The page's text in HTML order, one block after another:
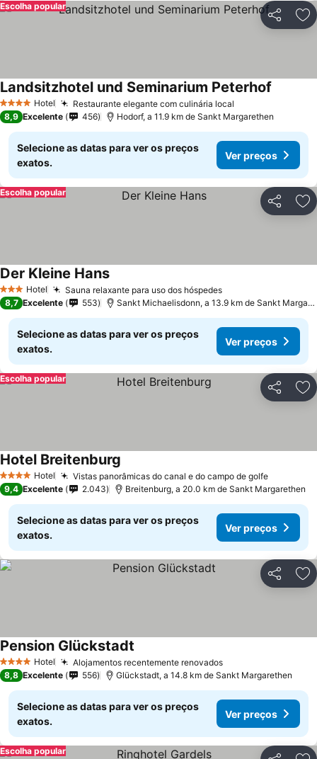
Partilhar
Escolha popular
4 EstrelasHotel Restaurante elegante com culinária local
Landsitzhotel und Seminarium Peterhof
8,9 Excelente 456 Hodorf, a 11.9 km de Sankt Margarethen
Selecione as datas para ver os preços
exatos.
Ver preços
Partilhar
Escolha popular
3 EstrelasHotel Sauna relaxante para uso dos hóspedes
Der Kleine Hans
8,7 Excelente 553 Sankt Michaelisdonn, a 13.9 km de Sankt Margarethen
Selecione as datas para ver os preços
exatos.
Ver preços
Partilhar
Escolha popular
4 EstrelasHotel Vistas panorâmicas do canal e do campo de golfe
Hotel Breitenburg
9,4 Excelente 2.043 Breitenburg, a 20.0 km de Sankt Margarethen
Selecione as datas para ver os preços
exatos.
Ver preços
Partilhar
4 EstrelasHotel Alojamentos recentemente renovados
Pension Glückstadt
8,8 Excelente 556 Glückstadt, a 14.8 km de Sankt Margarethen
Selecione as datas para ver os preços
exatos.
Ver preços
Escolha popular